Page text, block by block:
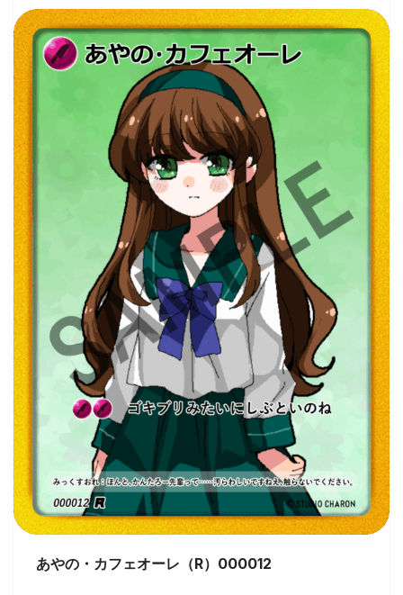
あやの・カフェオーレ（R）000012